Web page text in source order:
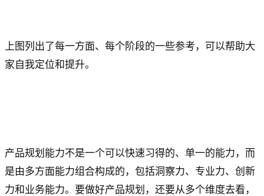
上图列出了每一方面、每个阶段的一些参考，可以帮助大
家自我定位和提升。
产品规划能力不是一个可以快速习得的、单一的能力，而
是由多方面能力组合构成的，包括洞察力、专业力、创新
力和业务能力。要做好产品规划，还要从多个维度去看，